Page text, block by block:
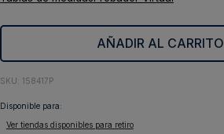
AÑADIR AL CARRITO
: 158417P
Disponible para:
Ver tiendas disponibles para retiro